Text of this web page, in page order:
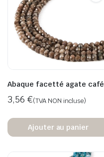
Abaque facetté agate café
3,56 €(TVA NON incluse)
Ajouter au panier